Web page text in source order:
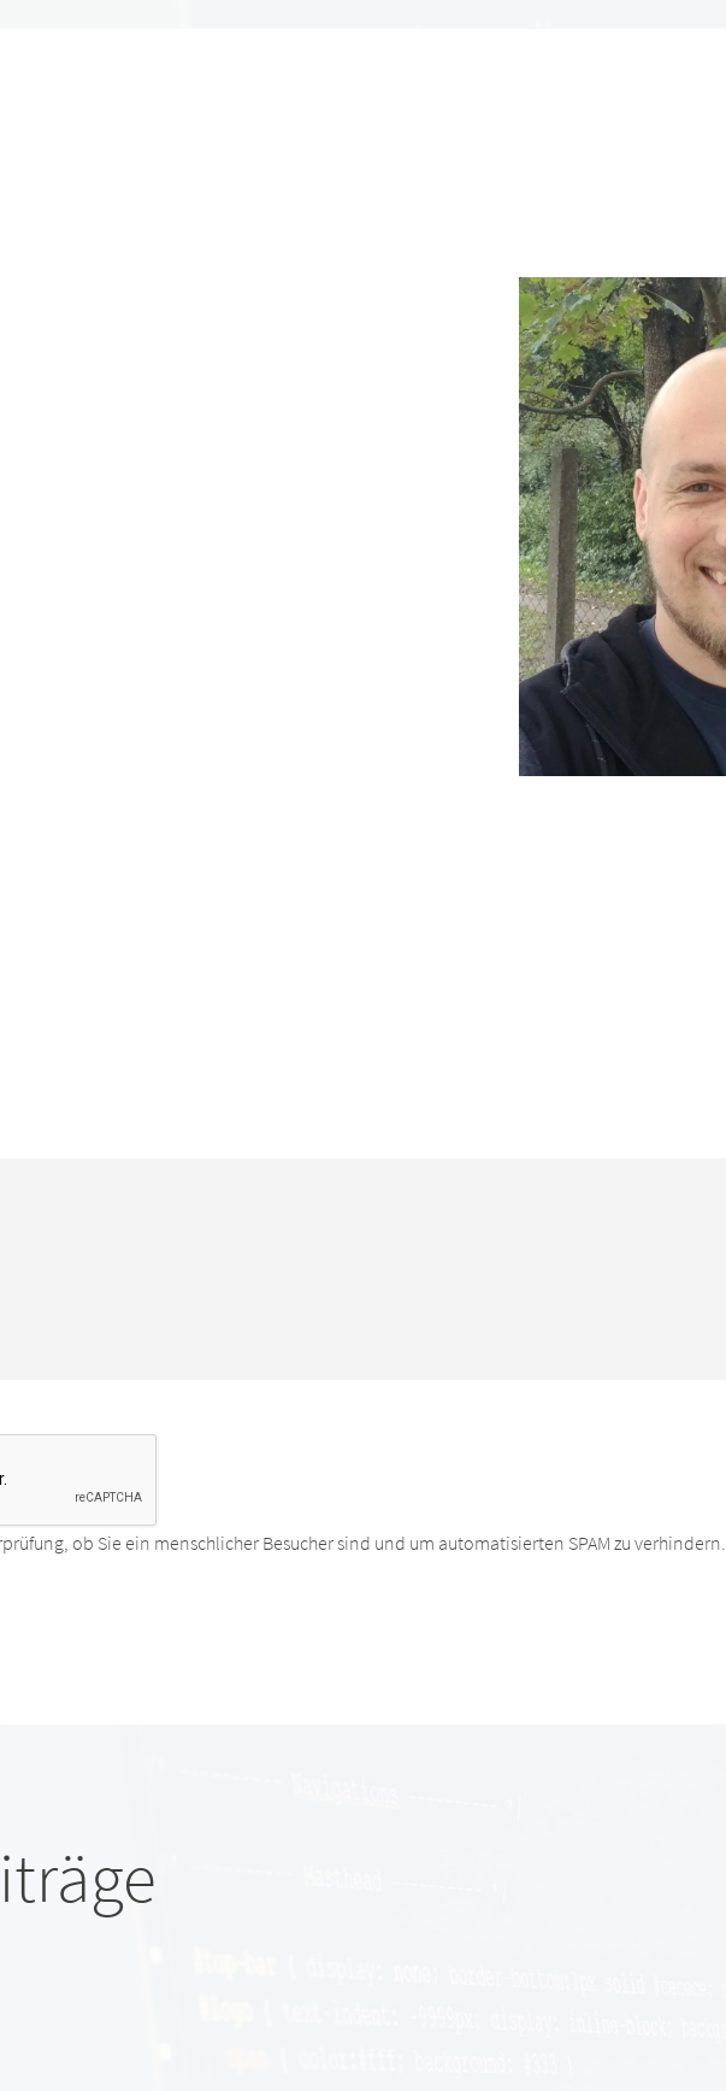
ob Sie ein menschlicher Besucher sind und um automatisierten SPAM zu verhindern.